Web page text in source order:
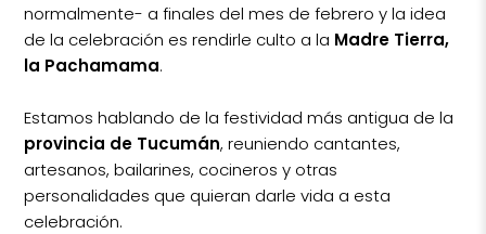
normalmente- a finales del mes de febrero y la idea
de la celebración es rendirle culto a la Madre Tierra,
la Pachamama.
Estamos hablando de la festividad más antigua de la
provincia de Tucumán, reuniendo cantantes,
artesanos, bailarines, cocineros y otras
personalidades que quieran darle vida a esta
celebración.